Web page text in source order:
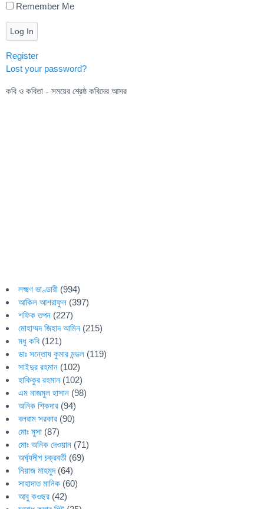
Remember Me
Log In
Register
Lost your password?
কবি ও কবিতা - সময়ের শ্রেষ্ঠ কবিদের আসর
লক্ষ্মণ ভাণ্ডারী (994)
আকিল আশরাফুল (397)
শফিক তপন (227)
মোহাম্মদ জিহাদ আমিন (215)
মধু কবি (121)
ডাঃ সন্তোষ কুমার মন্ডল (119)
সাইদুর রহমান (102)
হাকিকুর রহমান (102)
এম নাজমুল হাসান (98)
অনিক শিকদার (94)
বলরাম সরকার (90)
মোঃ মুসা (87)
মোঃ অনিক দেওয়ান (71)
অর্ঘ্যদীপ চক্রবর্তী (69)
নিয়াজ মাহমুদ(64)
সাহাদাত মানিক (60)
আবু কওছর (42)